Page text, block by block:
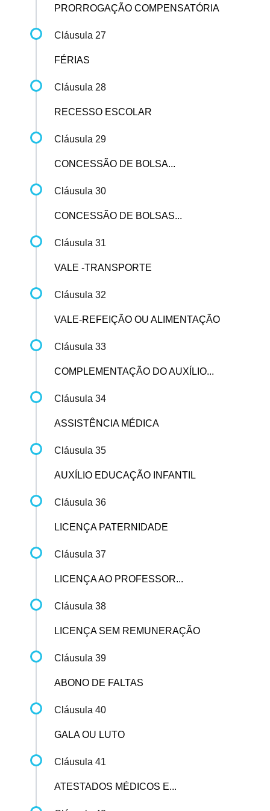
PRORROGAÇÃO COMPENSATÓRIA
Cláusula 27
FÉRIAS
Cláusula 28
RECESSO ESCOLAR
Cláusula 29
CONCESSÃO DE BOLSA...
Cláusula 30
CONCESSÃO DE BOLSAS...
Cláusula 31
VALE -TRANSPORTE
Cláusula 32
VALE-REFEIÇÃO OU ALIMENTAÇÃO
Cláusula 33
COMPLEMENTAÇÃO DO AUXÍLIO...
Cláusula 34
ASSISTÊNCIA MÉDICA
Cláusula 35
AUXÍLIO EDUCAÇÃO INFANTIL
Cláusula 36
LICENÇA PATERNIDADE
Cláusula 37
LICENÇA AO PROFESSOR...
Cláusula 38
LICENÇA SEM REMUNERAÇÃO
Cláusula 39
ABONO DE FALTAS
Cláusula 40
GALA OU LUTO
Cláusula 41
ATESTADOS MÉDICOS E...